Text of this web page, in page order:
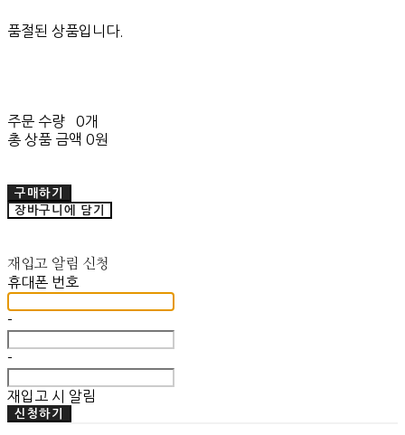
품절된 상품입니다.
주문 수량
0개
총 상품 금액 0원
구매하기
장바구니에 담기
재입고 알림 신청
휴대폰 번호
-
-
재입고 시 알림
신청하기